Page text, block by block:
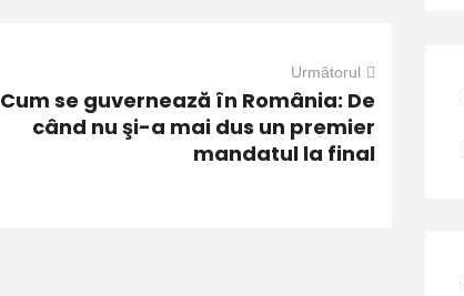
Următorul
Cum se guvernează în România: De
când nu şi-a mai dus un premier
mandatul la final